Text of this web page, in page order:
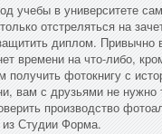
учебы в университете
отстреляться на
диплом. Привычно
времени на что-либо,
фотокнигу с
вам с друзьями не нужно
производство
Студии Форма.